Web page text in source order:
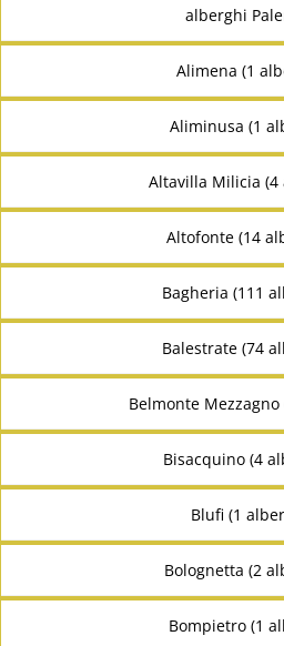
alberghi
Alimena (1
Aliminusa (1
Altavilla Milicia (4
Altofonte (14
Bagheria (111
Balestrate (74
Belmonte
Bisacquino (4
Blufi (1
Bolognetta (2
Bompietro (1